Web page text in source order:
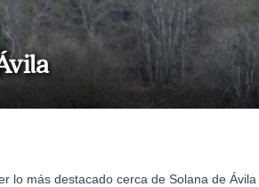
lo más destacado cerca de Solana de